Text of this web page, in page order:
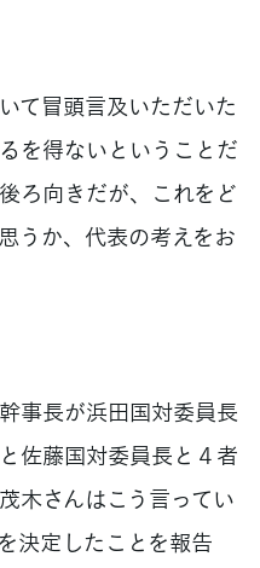
て冒頭言及いただいた
を得ないということだ
ろ向きだが、これをど
うか、代表の考えをお
事長が浜田国対委員長
佐藤国対委員長と４者
木さんはこう言ってい
決定したことを報告